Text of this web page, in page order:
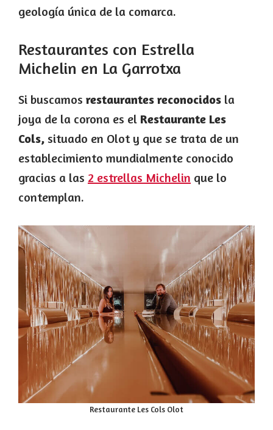
geología única de la comarca.
Restaurantes con Estrella
Michelin en La Garrotxa
Si buscamos restaurantes reconocidos la
joya de la corona es el Restaurante Les
Cols, situado en Olot y que se trata de un
establecimiento mundialmente conocido
gracias a las 2 estrellas Michelin que lo
contemplan.
Restaurante Les Cols Olot